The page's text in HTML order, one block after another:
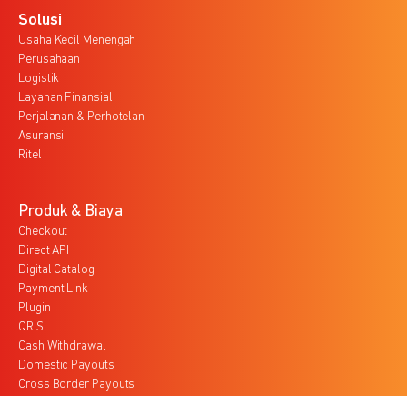
Solusi
Usaha Kecil Menengah
Perusahaan
Logistik
Layanan Finansial
Perjalanan & Perhotelan
Asuransi
Ritel
Produk & Biaya
Checkout
Direct API
Digital Catalog
Payment Link
Plugin
QRIS
Cash Withdrawal
Domestic Payouts
Cross Border Payouts